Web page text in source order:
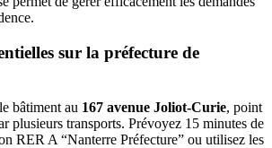
sur la préfecture de
bâtiment au 167 avenue Joliot-Curie, point
plusieurs transports. Prévoyez 15 minutes de
RER A “Nanterre Préfecture” ou utilisez les